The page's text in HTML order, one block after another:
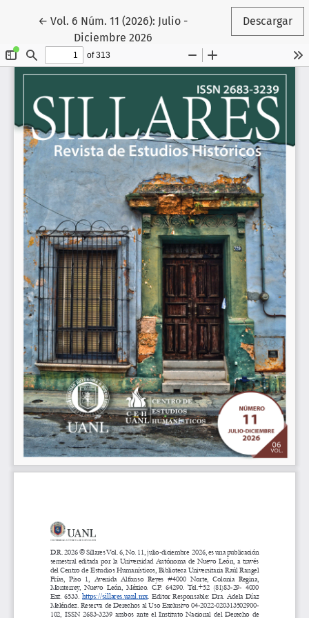
←Volver a los detalles del artículo
Vol. 6 Núm. 11 (2026): Julio -
Diciembre 2026
Descargar